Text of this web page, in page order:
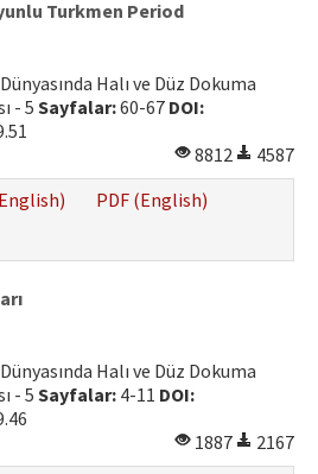
Turkmen Period
Halı ve Düz Dokuma
- 5 Sayfalar:60-67 DOI:
8812
4587
PDF (English)
Halı ve Düz Dokuma
- 5 Sayfalar: 4-11 DOI:
1887
2167